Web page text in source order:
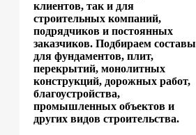
клиентов, так и для
строительных компаний,
подрядчиков и постоянных
заказчиков. Подбираем составы
для фундаментов, плит,
перекрытий, монолитных
конструкций, дорожных работ,
благоустройства,
промышленных объектов и
других видов строительства.